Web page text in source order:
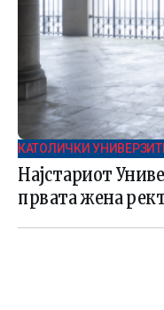
КАТОЛИЧКИ
Најстариот
првата жена